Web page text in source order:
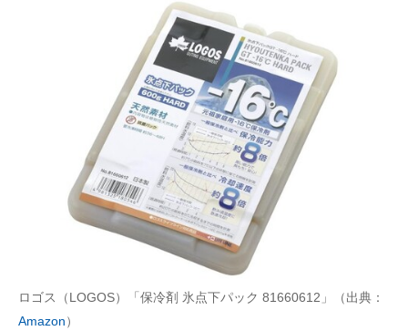
注目記事を集めた総合ページ
ITの今と未来を見通す
スマホと通信の最新トレンド
進化するPCとデバイスの未来
好きが集まる 比べて選べる
AI活用のいまが分かる
ロゴス（LOGOS）「保冷剤 氷点下パック 81660612」（出典：
Amazon）